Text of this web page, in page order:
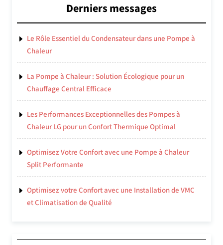
Derniers messages
Le Rôle Essentiel du Condensateur dans une Pompe à
Chaleur
La Pompe à Chaleur : Solution Écologique pour un
Chauffage Central Efficace
Les Performances Exceptionnelles des Pompes à
Chaleur LG pour un Confort Thermique Optimal
Optimisez Votre Confort avec une Pompe à Chaleur
Split Performante
Optimisez votre Confort avec une Installation de VMC
et Climatisation de Qualité